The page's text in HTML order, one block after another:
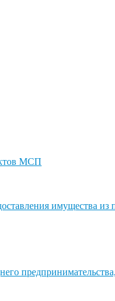
МСП
имущества из